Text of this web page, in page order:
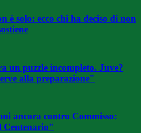
è solo: ecco chi ha deciso di non
un puzzle incompleto. Juve?
alla preparazione"
ancora contro Commisso:
Centenario"